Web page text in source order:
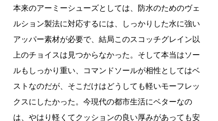
本来のアーミーシューズとしては、防水のためのヴェ
ルション製法に対応するには、しっかりした水に強い
アッパー素材が必要で、結局このスコッチグレイン以
上のチョイスは見つからなかった。そして本当はソー
ルもしっかり重い、コマンドソールが相性としてはベ
ストなのだが、そこだけはどうしても軽いモーフレッ
クスにしたかった。今現代の都市生活にベターなの
は、やはり軽くてクッションの良い厚みがあっても安